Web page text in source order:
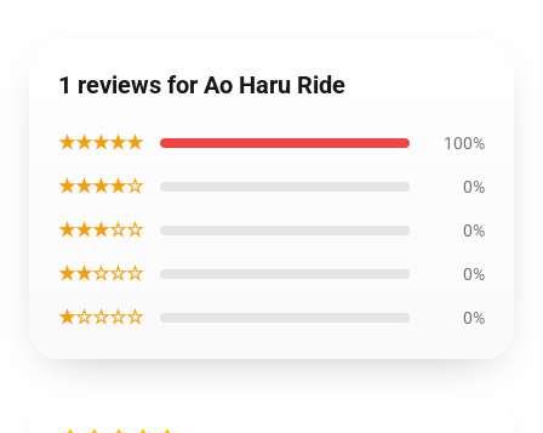
1 reviews for Ao Haru Ride
★★★★★ 100%
★★★★☆ 0%
★★★☆☆ 0%
★★☆☆☆ 0%
★☆☆☆☆ 0%